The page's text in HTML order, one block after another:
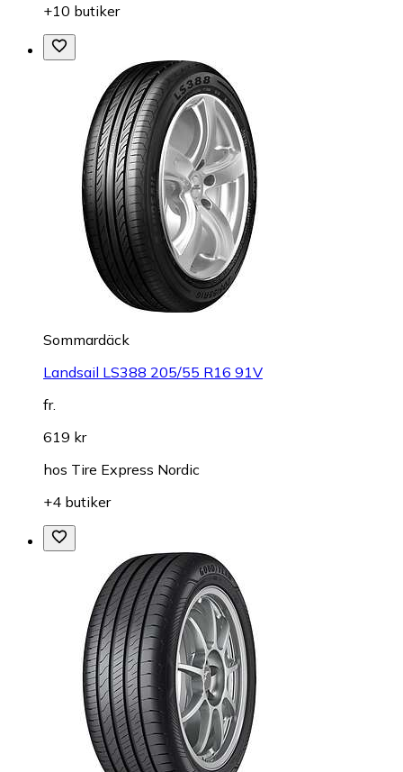
+10 butiker
Sommardäck
Landsail LS388 205/55 R16 91V
fr.
619 kr
hos Tire Express Nordic
+4 butiker